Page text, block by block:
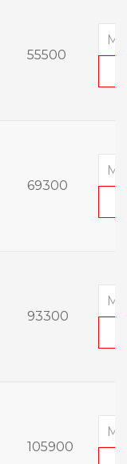
55500
69300
93300
105900